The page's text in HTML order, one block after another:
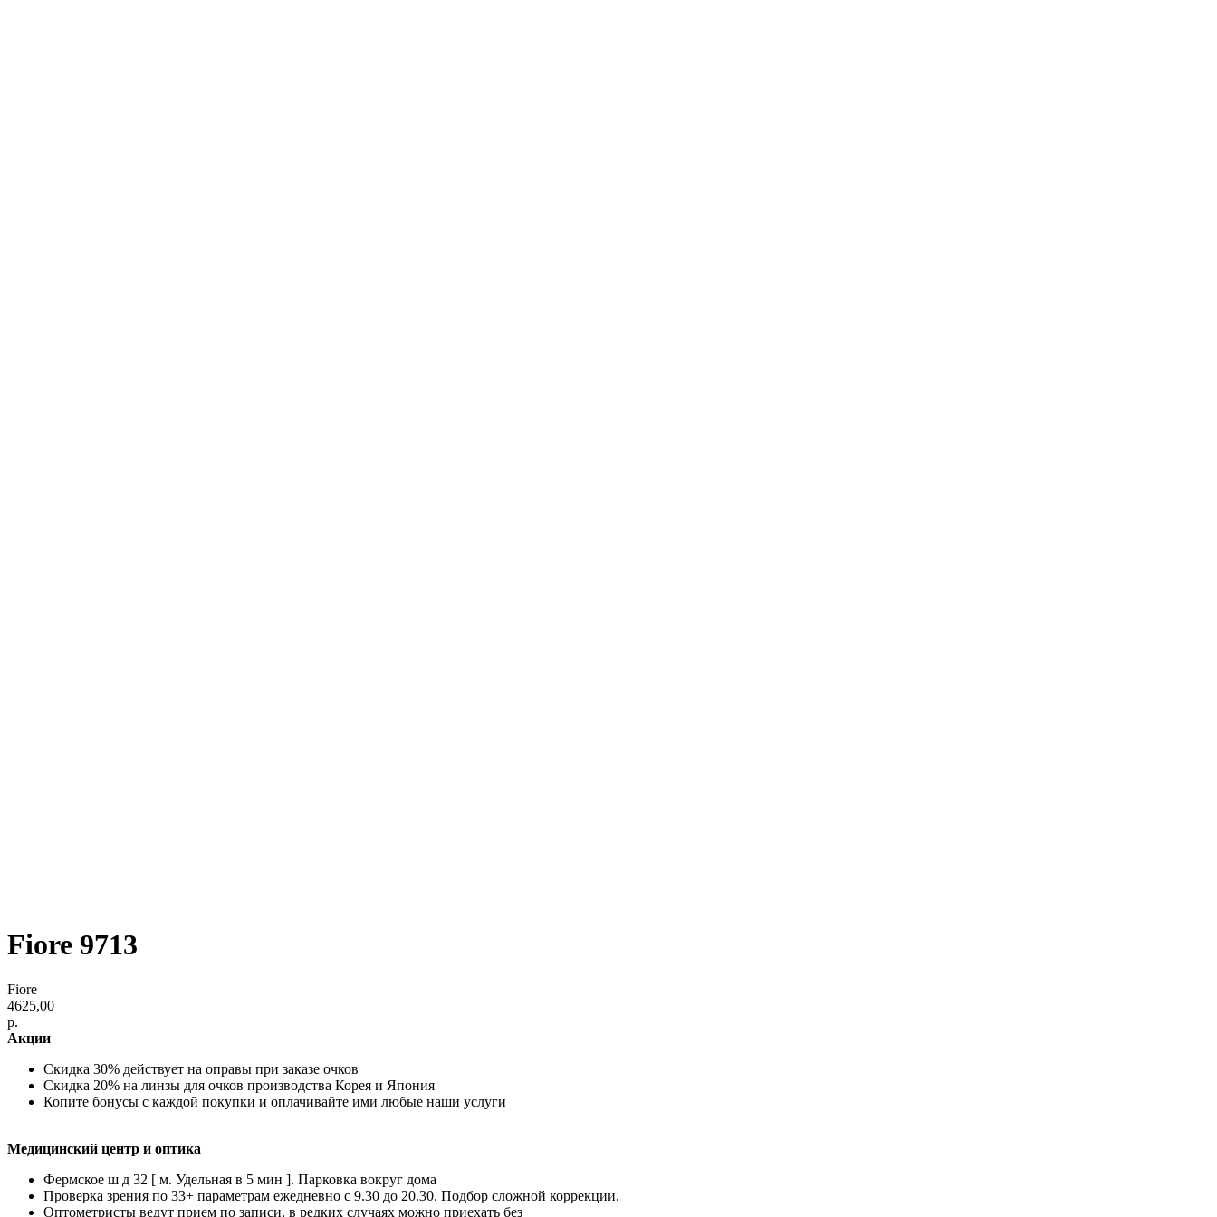
Fiore 9713
Fiore
4625,00
р.
Акции
Скидка 30% действует на оправы при заказе очков
Скидка 20% на линзы для очков производства Корея и Япония
Копите бонусы с каждой покупки и оплачивайте ими любые наши услуги
Медицинский центр и оптика
Фермское ш д 32 [ м. Удельная в 5 мин ]. Парковка вокруг дома
Проверка зрения по 33+ параметрам ежедневно с 9.30 до 20.30. Подбор сложной коррекции.
Оптометристы ведут прием по записи, в редких случаях можно приехать без